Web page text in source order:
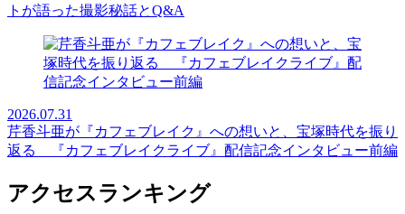
トが語った撮影秘話とQ&A
2026.07.31
芹香斗亜が『カフェブレイク』への想いと、宝塚時代を振り
返る 『カフェブレイクライブ』配信記念インタビュー前編
アクセスランキング